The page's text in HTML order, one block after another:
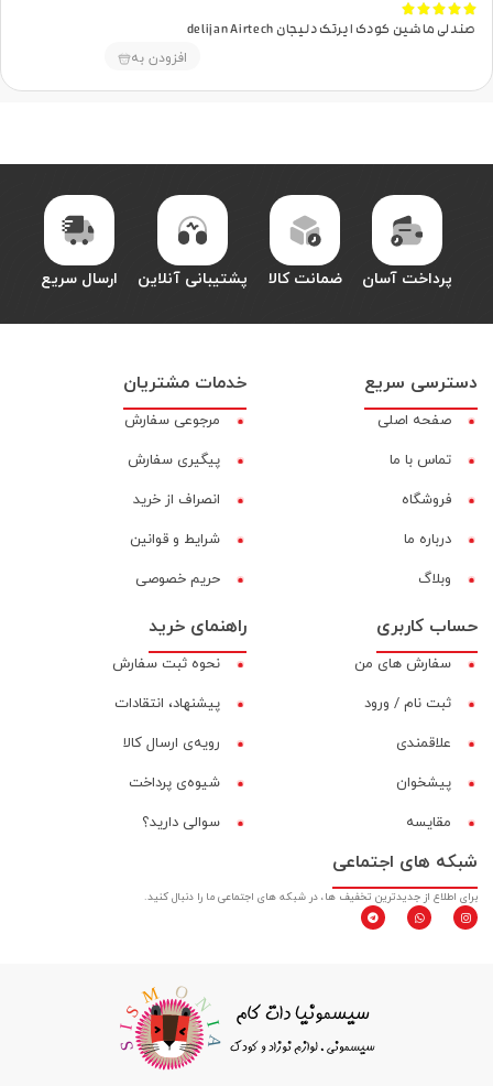





صندلی ماشین کودک ایرتک دلیجان delijan Airtech
افزودن به
پرداخت آسان ضمانت کالا پشتیبانی آنلاین ارسال سریع
دسترسی سریع
صفحه اصلی
تماس با ما
فروشگاه
درباره ما
وبلاگ
خدمات مشتریان
مرجوعی سفارش
پیگیری سفارش
انصراف از خرید
شرایط و قوانین
حریم خصوصی
حساب کاربری
سفارش های من
ثبت نام / ورود
علاقمندی
پیشخوان
مقایسه‌
راهنمای خرید
نحوه ثبت سفارش
پیشنهاد، انتقادات
رویه‌ی ارسال کالا
شیوه‌ی پرداخت
سوالی دارید؟
شبکه های اجتماعی
برای اطلاع از جدیدترین تخفیف ها، در شبکه های اجتماعی ما را دنبال کنید.